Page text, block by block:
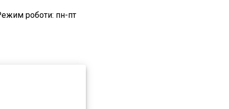
роботи: пн-пт